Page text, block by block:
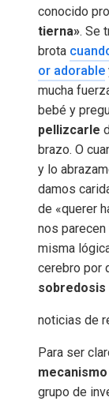
conocido
tierna». Se
brota
or adorable
mucha
bebé y
pellizcarle
brazo. O
y lo
damos
de «querer
nos
misma
cerebro por
noticias de
Para ser
grupo de